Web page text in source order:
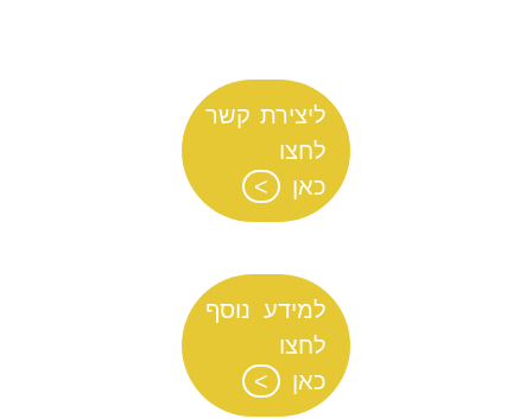
ליצירת קשר
לחצו
כאן
למידע נוסף
לחצו
כאן